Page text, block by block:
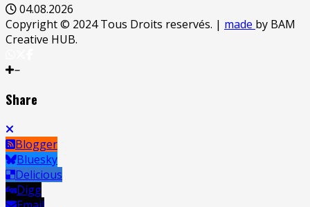
04.08.2026
Copyright © 2024 Tous Droits reservés. | made by BAM
Creative HUB.
Share
Blogger
Bluesky
Delicious
Digg